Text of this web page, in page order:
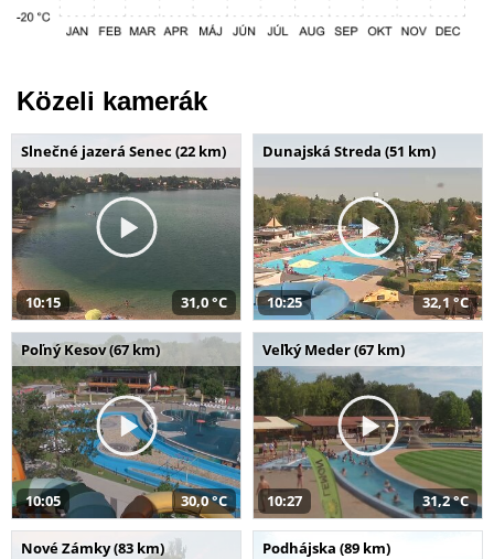
Közeli kamerák
Slnečné jazerá Senec (22 km)
10:15 31,0 °C
Dunajská Streda (51 km)
10:25 32,1 °C
Poľný Kesov (67 km)
10:05 30,0 °C
Veľký Meder (67 km)
10:27 31,2 °C
Nové Zámky (83 km) Podhájska (89 km)